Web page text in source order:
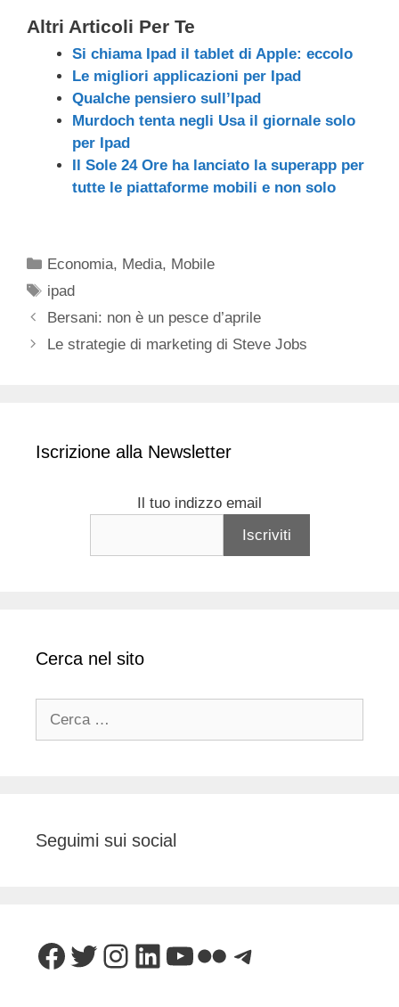
Altri Articoli Per Te
Si chiama Ipad il tablet di Apple: eccolo
Le migliori applicazioni per Ipad
Qualche pensiero sull’Ipad
Murdoch tenta negli Usa il giornale solo
per Ipad
Il Sole 24 Ore ha lanciato la superapp per
tutte le piattaforme mobili e non solo
Categorie
Economia, Media, Mobile
Tag
ipad
Bersani: non è un pesce d’aprile
Le strategie di marketing di Steve Jobs
Iscrizione alla Newsletter
Il tuo indizzo email
Cerca nel sito
Seguimi sui social
Facebook
Twitter
Instagram
LinkedIn
YouTube
FlickrTelegram